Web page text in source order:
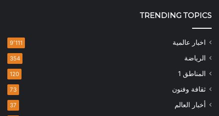
TRENDING TOPICS
اخبار عالمية 9٬111
الرياضة 354
المناطق 1 120
ثقافة وفنون 73
أخبار العالم 37